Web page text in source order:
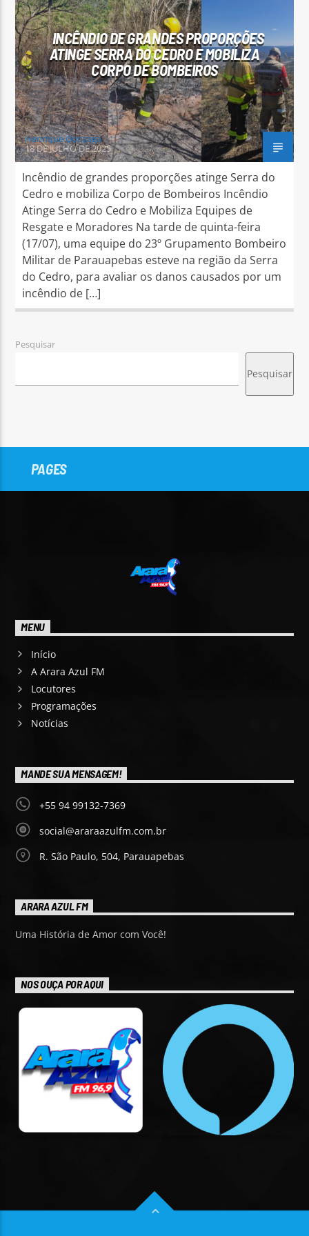
Arara Azul FM
INCÊNDIO DE GRANDES PROPORÇÕES
ATINGE SERRA DO CEDRO E MOBILIZA
CORPO DE BOMBEIROS
Henrique Gonzaga
18 DE JULHO DE 2025
Incêndio de grandes proporções atinge Serra do
Cedro e mobiliza Corpo de Bombeiros Incêndio
Atinge Serra do Cedro e Mobiliza Equipes de
Resgate e Moradores Na tarde de quinta-feira
(17/07), uma equipe do 23º Grupamento Bombeiro
Militar de Parauapebas esteve na região da Serra
do Cedro, para avaliar os danos causados por um
incêndio de […]
Pesquisar
Pesquisar
PAGES
MENU
Início
A Arara Azul FM
Locutores
Programações
Notícias
MANDE SUA MENSAGEM!
+55 94 99132-7369
social@araraazulfm.com.br
R. São Paulo, 504, Parauapebas
ARARA AZUL FM
Uma História de Amor com Você!
NOS OUÇA POR AQUI